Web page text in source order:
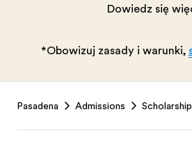
Dowiedz się
*Obowiązują zasady i warunki,
Pasadena Admissions